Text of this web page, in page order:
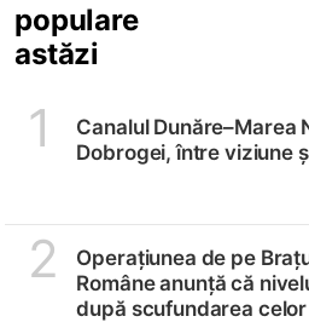
populare
astăzi
1
Canalul Dunăre–Marea
Dobrogei, între viziune
2
Operațiunea de pe
Române anunță că
după scufundarea